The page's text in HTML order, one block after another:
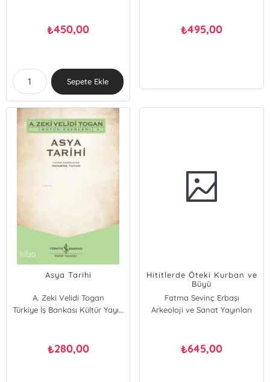
₺450,00
Sepete Ekle
₺495,00
Asya Tarihi
A. Zeki Velidi Togan
Türkiye İş Bankası Kültür Yayınları
₺280,00
Hititlerde Öteki Kurban ve
Büyü
Fatma Sevinç Erbaşı
Arkeoloji ve Sanat Yayınları
₺645,00